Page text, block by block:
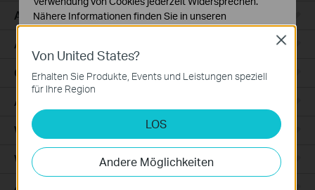
Access
Access Pro
GPON
Agile
Wired Gateways
WiFi Gateways
Von United States?
Erhalten Sie Produkte, Events und Leistungen speziell
für Ihre Region
LOS
Andere Möglichkeiten
Close
Nähere Informationen finden Sie in unseren
Datenschutzhinweisen.
Notwendige Cookies
Diese Cookies sind zur Funktion der Website
erforderlich und können in Ihren Systemen nicht
Analyse- und Marketing-Cookies
Analyse-Cookies ermöglichen es uns, Ihre Aktivitäten
auf unserer Website zu analysieren, um die
Funktionsweise unserer Website zu verbessern und